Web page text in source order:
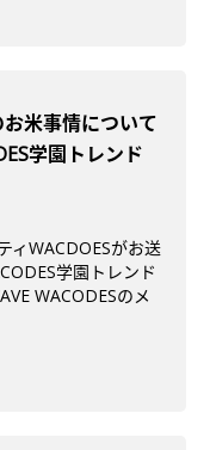
米事情について
学園トレンド
ィWACDOESがお送
学園トレンド
WACODESのメ